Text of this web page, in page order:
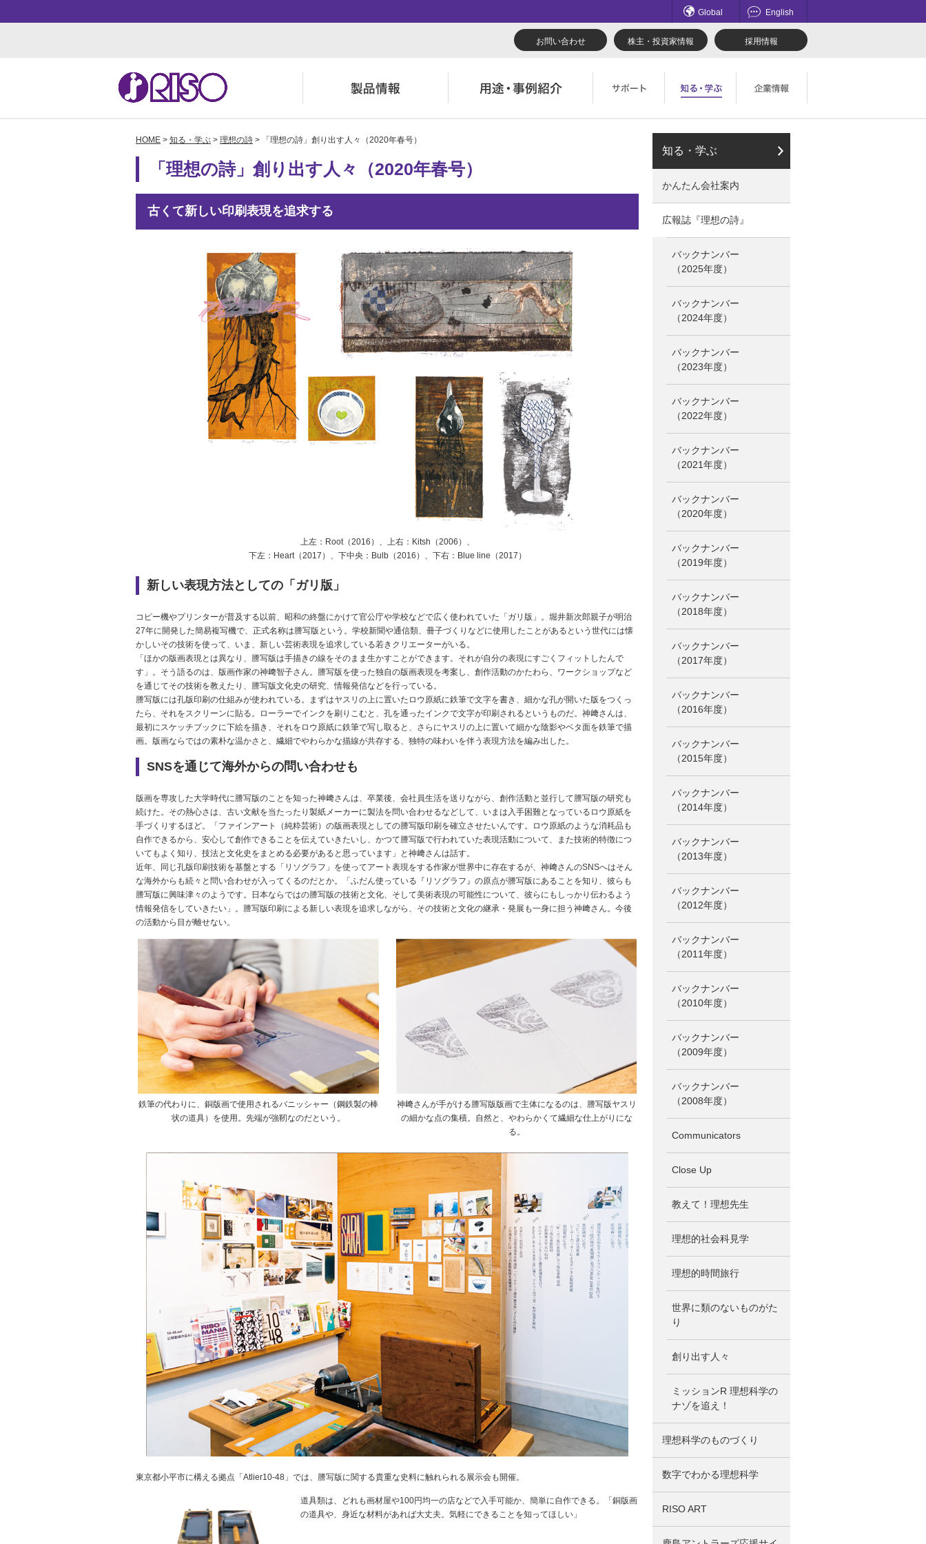
Global English
お問い合わせ 株主・投資家情報 採用情報
用途・事例紹介 トップ ソリューション
お役立ち記事
サポート トップ よくあるご質問（FAQ） 製品についてのお問い合わせ一覧
ダウンロード
知る・学ぶTOP かんたん会社案内 理想科学のものづくり
数字でわかる理想科学
企業情報TOP ごあいさつ マネジメント
事業拠点一覧
株主・投資家情報
閉じる
HOME > 知る・学ぶ > 理想の詩 > 「理想の詩」創り出す人々（2020年春号）
「理想の詩」創り出す人々（2020年春号）
古くて新しい印刷表現を追求する
上左：Root（2016）、上右：Kitsh（2006）、
下左：Heart（2017）、下中央：Bulb（2016）、下右：Blue line（2017）
新しい表現方法としての「ガリ版」
コピー機やプリンターが普及する以前、昭和の終盤にかけて官公庁や学校などで広く使われていた「ガリ版」。堀井新次郎親子が明治
27年に開発した簡易複写機で、正式名称は謄写版という。学校新聞や通信類、冊子づくりなどに使用したことがあるという世代には懐
かしいその技術を使って、いま、新しい芸術表現を追求している若きクリエーターがいる。
「ほかの版画表現とは異なり、謄写版は手描きの線をそのまま生かすことができます。それが自分の表現にすごくフィットしたんで
す」。そう語るのは、版画作家の神﨑智子さん。謄写版を使った独自の版画表現を考案し、創作活動のかたわら、ワークショップなど
を通じてその技術を教えたり、謄写版文化史の研究、情報発信などを行っている。
謄写版には孔版印刷の仕組みが使われている。まずはヤスリの上に置いたロウ原紙に鉄筆で文字を書き、細かな孔が開いた版をつくっ
たら、それをスクリーンに貼る。ローラーでインクを刷りこむと、孔を通ったインクで文字が印刷されるというものだ。神﨑さんは、
最初にスケッチブックに下絵を描き、それをロウ原紙に鉄筆で写し取ると、さらにヤスリの上に置いて細かな陰影やベタ面を鉄筆で描
画。版画ならではの素朴な温かさと、繊細でやわらかな描線が共存する、独特の味わいを伴う表現方法を編み出した。
SNSを通じて海外からの問い合わせも
版画を専攻した大学時代に謄写版のことを知った神﨑さんは、卒業後、会社員生活を送りながら、創作活動と並行して謄写版の研究も
続けた。その熱心さは、古い文献を当たったり製紙メーカーに製法を問い合わせるなどして、いまは入手困難となっているロウ原紙を
手づくりするほど。「ファインアート（純粋芸術）の版画表現としての謄写版印刷を確立させたいんです。ロウ原紙のような消耗品も
自作できるから、安心して創作できることを伝えていきたいし、かつて謄写版で行われていた表現活動について、また技術的特徴につ
いてもよく知り、技法と文化史をまとめる必要があると思っています」と神﨑さんは話す。
近年、同じ孔版印刷技術を基盤とする「リソグラフ」を使ってアート表現をする作家が世界中に存在するが、神﨑さんのSNSへはそん
な海外からも続々と問い合わせが入ってくるのだとか。「ふだん使っている『リソグラフ』の原点が謄写版にあることを知り、彼らも
謄写版に興味津々のようです。日本ならではの謄写版の技術と文化、そして美術表現の可能性について、彼らにもしっかり伝わるよう
情報発信をしていきたい」。謄写版印刷による新しい表現を追求しながら、その技術と文化の継承・発展も一身に担う神﨑さん。今後
の活動から目が離せない。
鉄筆の代わりに、銅版画で使用されるバニッシャー（鋼鉄製の棒
状の道具）を使用。先端が強靭なのだという。
神﨑さんが手がける謄写版版画で主体になるのは、謄写版ヤスリ
の細かな点の集積。自然と、やわらかくて繊細な仕上がりにな
る。
東京都小平市に構える拠点「Atlier10-48」では、謄写版に関する貴重な史料に触れられる展示会も開催。
道具類は、どれも画材屋や100円均一の店などで入手可能か、簡単に自作できる。「銅版画
の道具や、身近な材料があれば大丈夫。気軽にできることを知ってほしい」
知る・学ぶ
かんたん会社案内
広報誌『理想の詩』
バックナンバー
（2025年度）
バックナンバー
（2024年度）
バックナンバー
（2023年度）
バックナンバー
（2022年度）
バックナンバー
（2021年度）
バックナンバー
（2020年度）
バックナンバー
（2019年度）
バックナンバー
（2018年度）
バックナンバー
（2017年度）
バックナンバー
（2016年度）
バックナンバー
（2015年度）
バックナンバー
（2014年度）
バックナンバー
（2013年度）
バックナンバー
（2012年度）
バックナンバー
（2011年度）
バックナンバー
（2010年度）
バックナンバー
（2009年度）
バックナンバー
（2008年度）
Communicators
Close Up
教えて！理想先生
理想的社会科見学
理想的時間旅行
世界に類のないものがた
り
創り出す人々
ミッションR 理想科学の
ナゾを追え！
理想科学のものづくり
数字でわかる理想科学
RISO ART